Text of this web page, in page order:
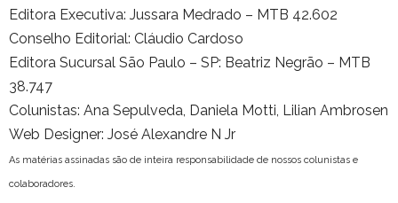
Editora Executiva: Jussara Medrado – MTB 42.602
Conselho Editorial: Cláudio Cardoso
Editora Sucursal São Paulo – SP: Beatriz Negrão – MTB
38.747
Colunistas: Ana Sepulveda, Daniela Motti, Lilian Ambrosen
Web Designer: José Alexandre N Jr
As matérias assinadas são de inteira responsabilidade de nossos colunistas e
colaboradores.